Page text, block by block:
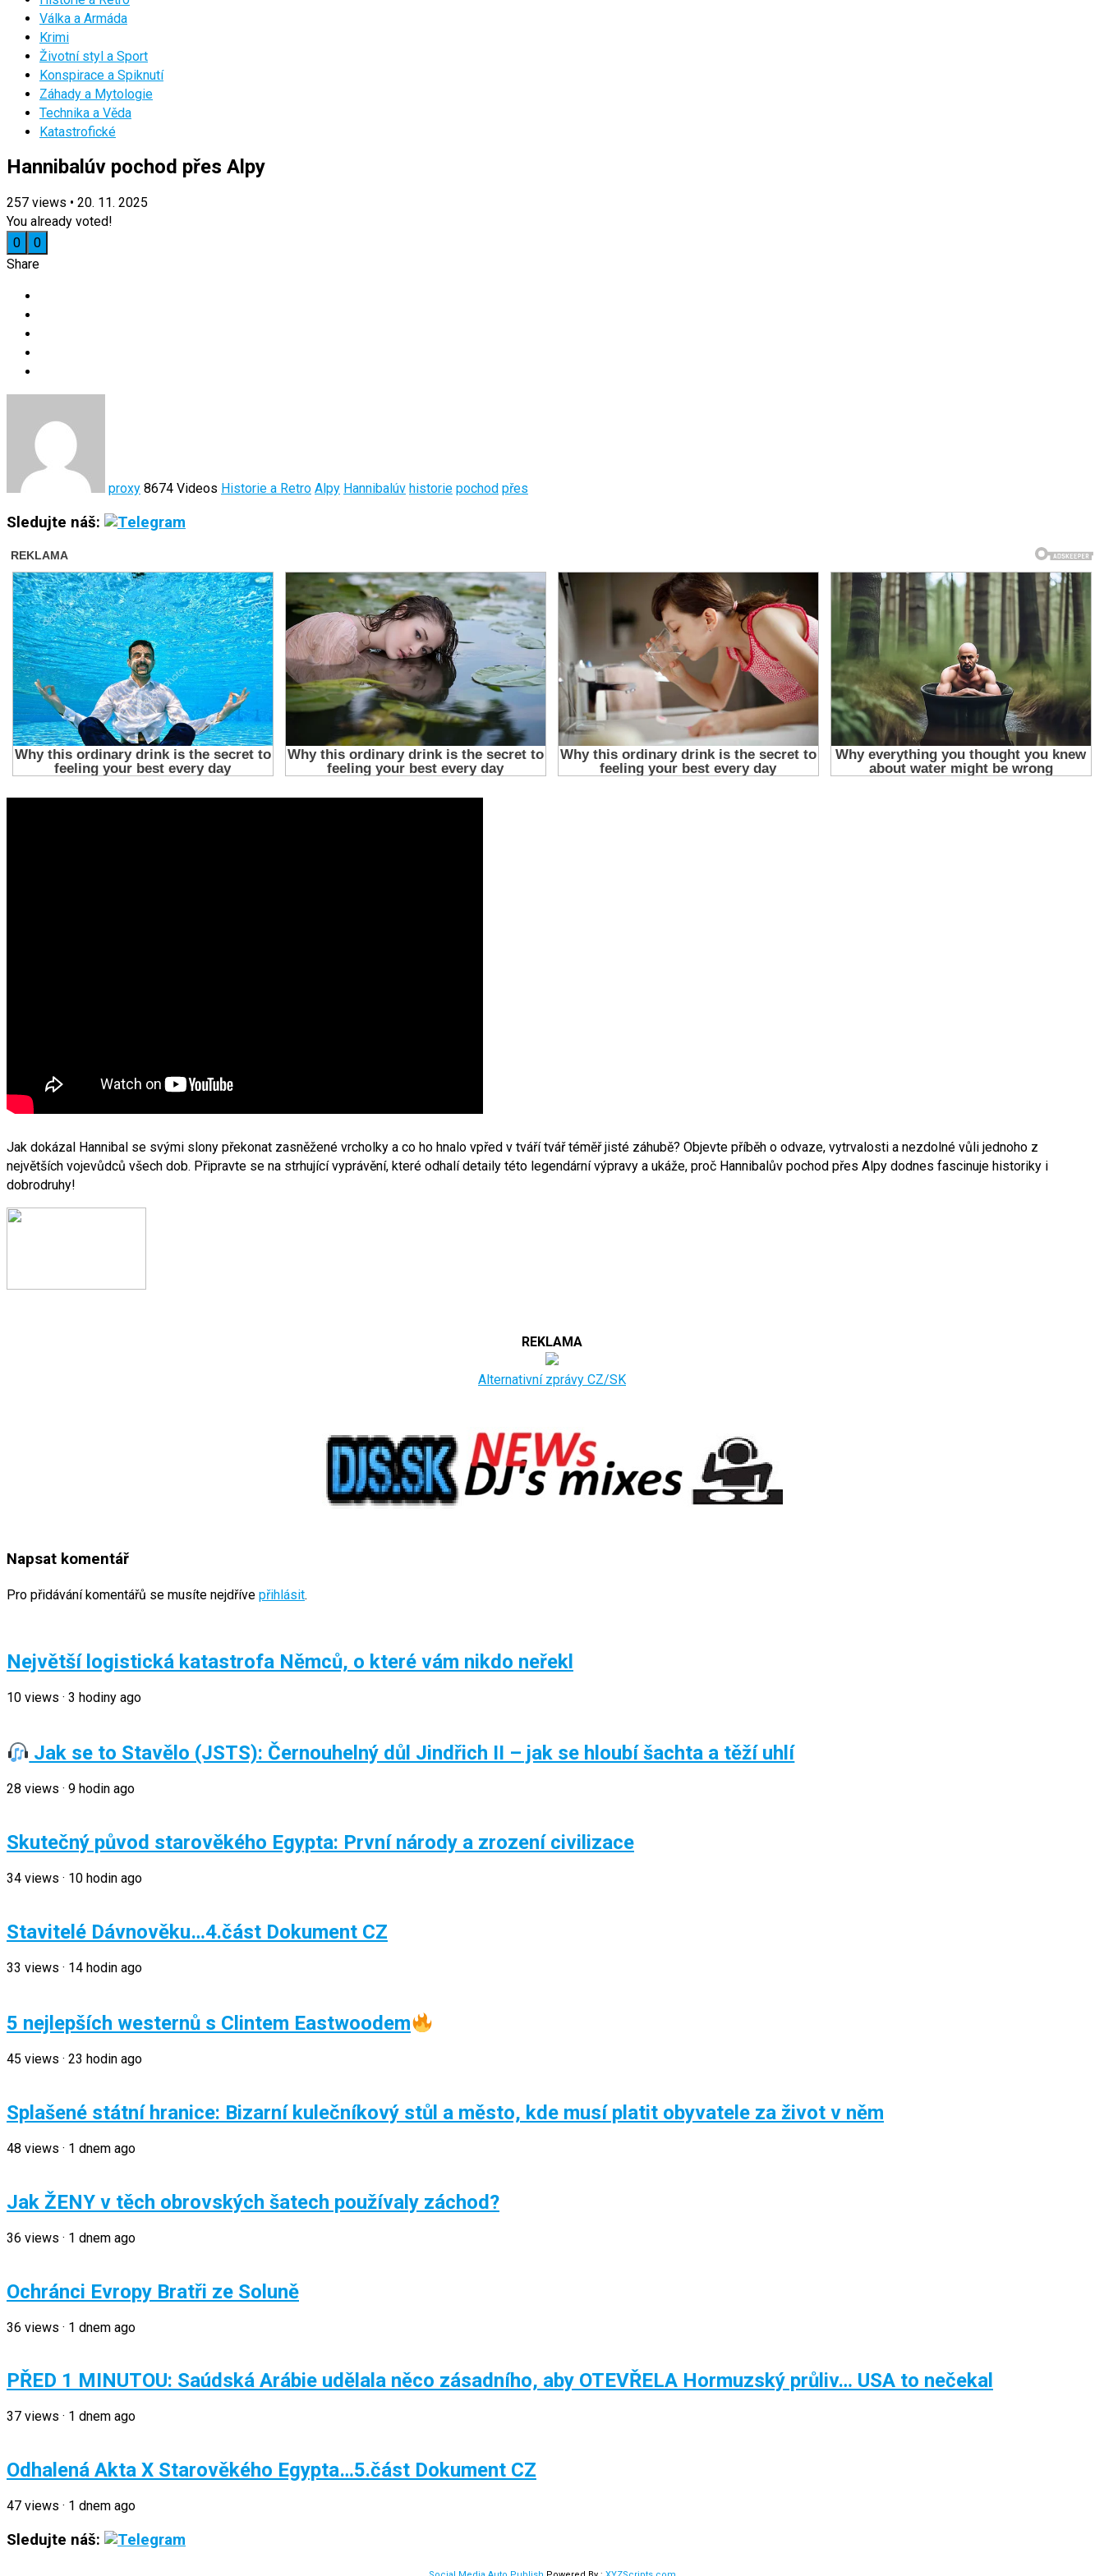
Válka a Armáda
Krimi
Životní styl a Sport
Konspirace a Spiknutí
Záhady a Mytologie
Technika a Věda
Katastrofické
Hannibalúv pochod přes Alpy
257 views • 20. 11. 2025
You already voted!
0
0
Share
proxy 8674 Videos Historie a Retro Alpy Hannibalúv historie pochod přes
Sledujte náš:
Jak dokázal Hannibal se svými slony překonat zasněžené vrcholky a co ho hnalo vpřed v tváří tvář téměř jisté záhubě? Objevte příběh o odvaze, vytrvalosti a nezdolné vůli jednoho z
největších vojevůdců všech dob. Připravte se na strhující vyprávění, které odhalí detaily této legendární výpravy a ukáže, proč Hannibalův pochod přes Alpy dodnes fascinuje historiky i
dobrodruhy!
REKLAMA
Alternativní zprávy CZ/SK
Napsat komentář
Pro přidávání komentářů se musíte nejdříve přihlásit.
Největší logistická katastrofa Němců, o které vám nikdo neřekl
10 views · 3 hodiny ago
Jak se to Stavělo (JSTS): Černouhelný důl Jindřich II – jak se hloubí šachta a těží uhlí
28 views · 9 hodin ago
Skutečný původ starověkého Egypta: První národy a zrození civilizace
34 views · 10 hodin ago
Stavitelé Dávnověku…4.část Dokument CZ
33 views · 14 hodin ago
5 nejlepších westernů s Clintem Eastwoodem
45 views · 23 hodin ago
Splašené státní hranice: Bizarní kulečníkový stůl a město, kde musí platit obyvatele za život v něm
48 views · 1 dnem ago
Jak ŽENY v těch obrovských šatech používaly záchod?
36 views · 1 dnem ago
Ochránci Evropy Bratři ze Soluně
36 views · 1 dnem ago
PŘED 1 MINUTOU: Saúdská Arábie udělala něco zásadního, aby OTEVŘELA Hormuzský průliv… USA to nečekal
37 views · 1 dnem ago
Odhalená Akta X Starověkého Egypta…5.část Dokument CZ
47 views · 1 dnem ago
Sledujte náš: